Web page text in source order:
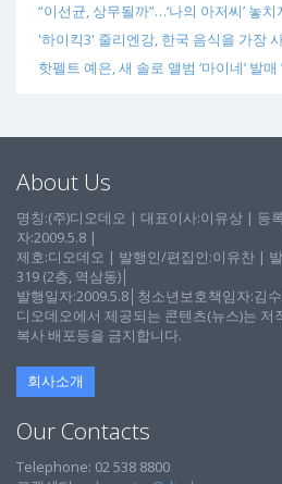
“이선균, 상무될까”…‘나의 아저씨’ 놓
'하이킥3' 줄리엔강, 한국 음식을 가장
핫펠트 예은, 새 솔로 앨범 ‘마이네’ 발
About Us
명칭:(주)디오데오 | 대표이사:이유상 | 등
자:2009.5.8 |
제호:디오데오 | 발행인/편집인:이유찬 |
319 (2층, 역삼동)│
발행일자:2009.5.8│청소년보호책임자:김
디오데오에서 제공되는 콘텐츠(뉴스)는 저
복사 배포등을 금지합니다.
회사소개
Our Contacts
Telephone: 02 538 8800